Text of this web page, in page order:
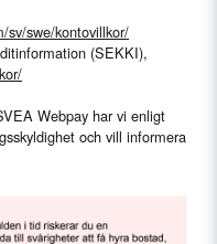
sv/swe/kontovillkor/
(SEKKI),
Webpay har vi enligt
och vill informera